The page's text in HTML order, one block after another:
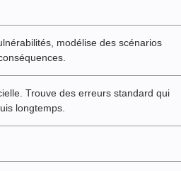
modélise des scénarios
Trouve des erreurs standard qui
longtemps.